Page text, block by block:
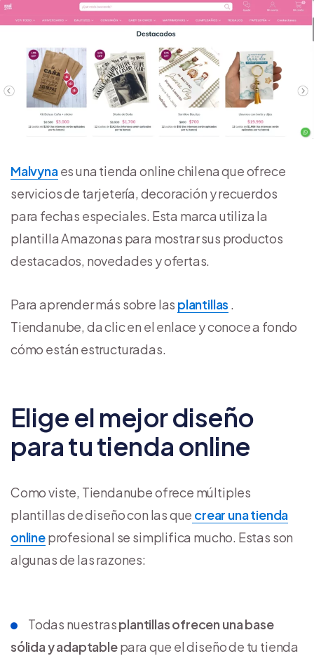
Malvynaes una tienda online chilena que ofrece
servicios de tarjetería, decoración y recuerdos
para fechas especiales. Esta marca utiliza la
plantilla Amazonas para mostrar sus productos
destacados, novedades y ofertas.
Para aprender más sobre las plantillas .
Tiendanube, da clic en el enlace y conoce a fondo
cómo están estructuradas.
Elige el mejor diseño
para tu tienda online
Como viste, Tiendanube ofrece múltiples
plantillas de diseño con las que crear una tienda
onlineprofesional se simplifica mucho. Estas son
algunas de las razones:
Todas nuestrasplantillas ofrecen una base
sólida y adaptablepara que el diseño de tu tienda